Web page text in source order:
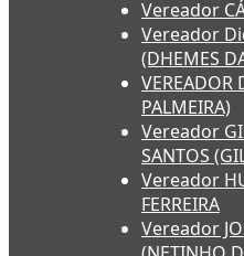
Vereador
Vereador
(DHEMES
VEREADOR
PALMEIRA)
Vereador
SANTOS
Vereador
FERREIRA
Vereador